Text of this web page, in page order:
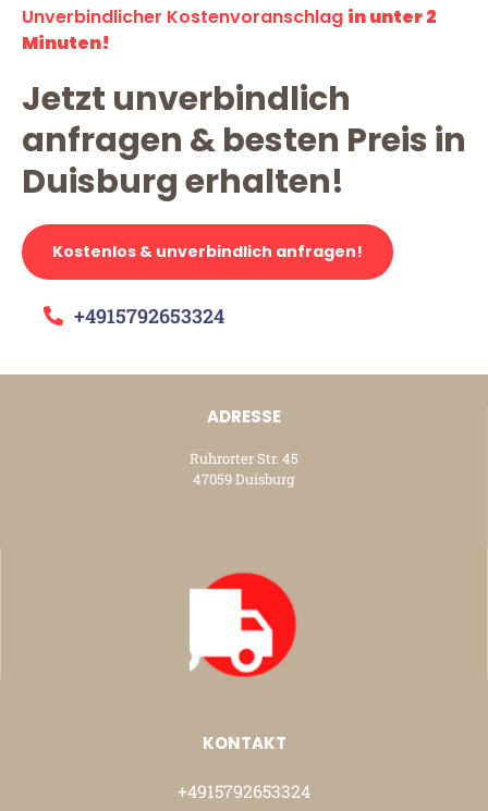
Unverbindlicher Kostenvoranschlag in unter 2
Minuten!
Jetzt unverbindlich
anfragen & besten Preis in
Duisburg erhalten!
Kostenlos & unverbindlich anfragen!
+4915792653324
ADRESSE
Ruhrorter Str. 45
47059 Duisburg
KONTAKT
+4915792653324